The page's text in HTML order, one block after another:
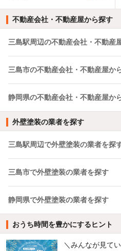
不動産会社・不動産屋から探す
三島駅周辺の不動産会社・不動産
三島市の不動産会社・不動産屋か
静岡県の不動産会社・不動産屋か
外壁塗装の業者を探す
三島駅周辺で外壁塗装の業者を探
三島市で外壁塗装の業者を探す
静岡県で外壁塗装の業者を探す
おうち時間を豊かにするヒント
＼みんなが見て